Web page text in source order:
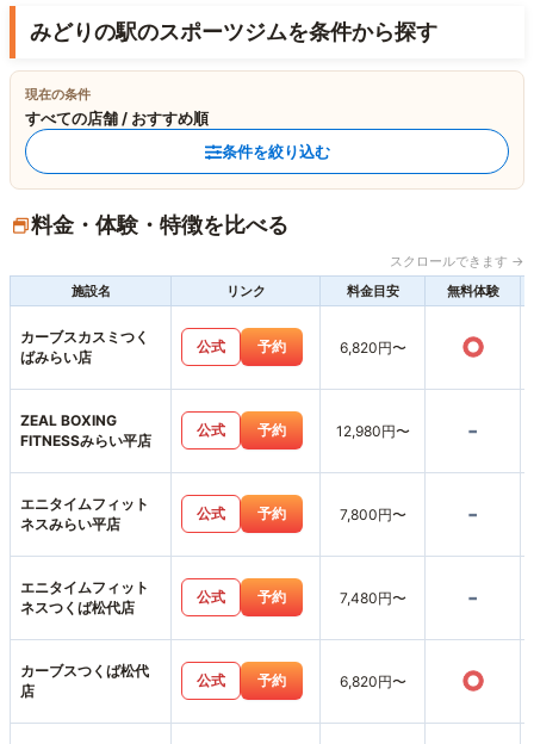
みどりの駅のスポーツジムを条件から探す
現在の条件
すべての店舗 / おすすめ順
条件を絞り込む
料金・体験・特徴を比べる
スクロールできます →
施設名
リンク 料金目安 無料体験
カーブスカスミつく
ばみらい店
公式 予約 6,820円〜 ○
ZEAL BOXING
FITNESSみらい平店
公式 予約 12,980円〜 -
エニタイムフィット
ネスみらい平店
公式 予約 7,800円〜 -
エニタイムフィット
ネスつくば松代店
公式 予約 7,480円〜 -
カーブスつくば松代
店
公式 予約 6,820円〜 ○